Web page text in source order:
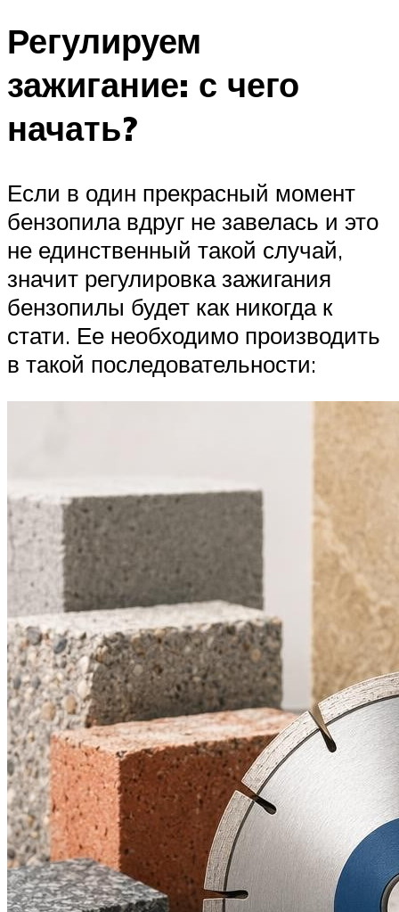
Регулируем
зажигание: с чего
начать?
Если в один прекрасный момент
бензопила вдруг не завелась и это
не единственный такой случай,
значит регулировка зажигания
бензопилы будет как никогда к
стати. Ее необходимо производить
в такой последовательности: